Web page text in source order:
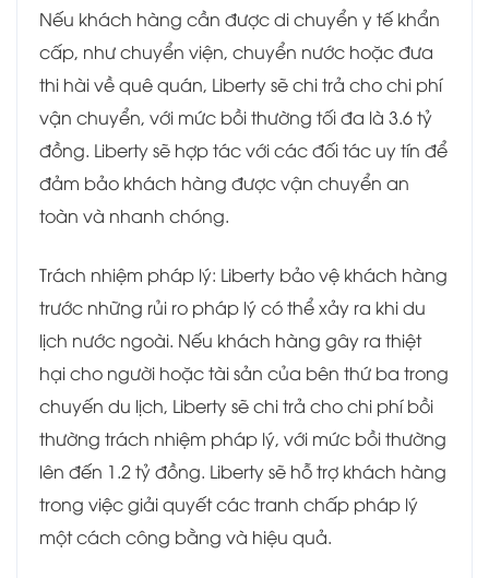
Nếu khách hàng cần được di chuyển y tế khẩn
cấp, như chuyển viện, chuyển nước hoặc đưa
thi hài về quê quán, Liberty sẽ chi trả cho chi phí
vận chuyển, với mức bồi thường tối đa là 3.6 tỷ
đồng. Liberty sẽ hợp tác với các đối tác uy tín để
đảm bảo khách hàng được vận chuyển an
toàn và nhanh chóng.
Trách nhiệm pháp lý: Liberty bảo vệ khách hàng
trước những rủi ro pháp lý có thể xảy ra khi du
lịch nước ngoài. Nếu khách hàng gây ra thiệt
hại cho người hoặc tài sản của bên thứ ba trong
chuyến du lịch, Liberty sẽ chi trả cho chi phí bồi
thường trách nhiệm pháp lý, với mức bồi thường
lên đến 1.2 tỷ đồng. Liberty sẽ hỗ trợ khách hàng
trong việc giải quyết các tranh chấp pháp lý
một cách công bằng và hiệu quả.